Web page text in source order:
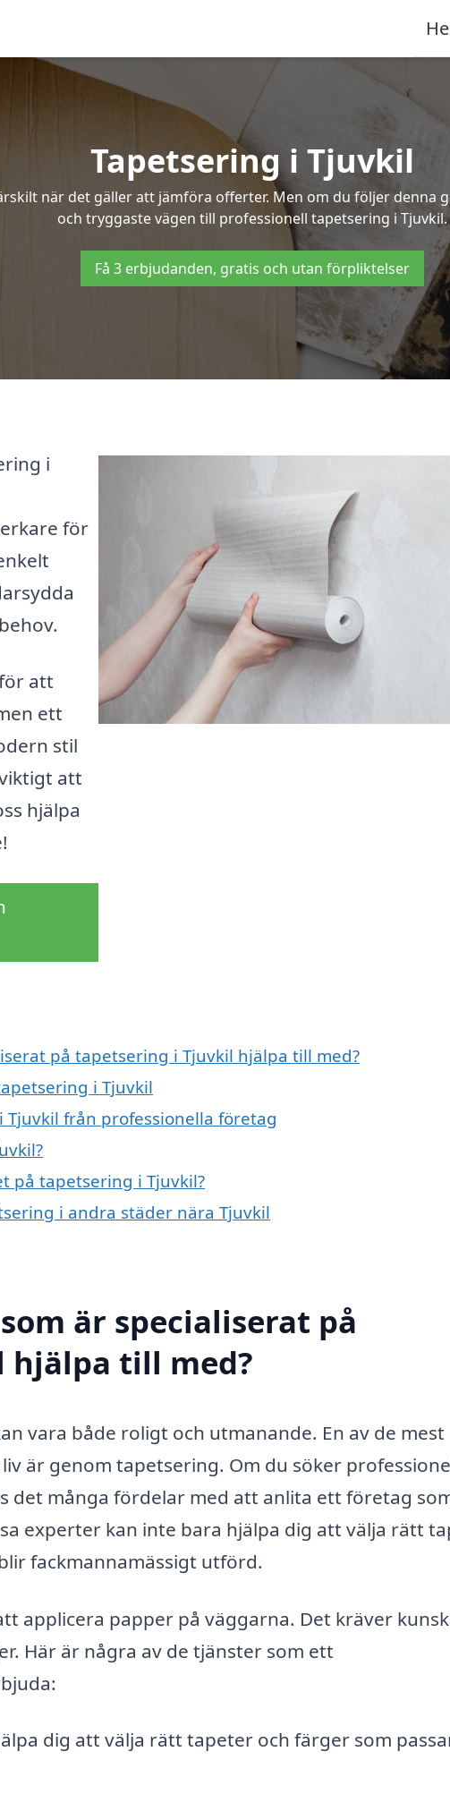
Tapetsering i Tjuvkil
när det gäller att jämföra offerter. Men om du följer
och tryggaste vägen till professionell tapetsering i Tjuvkil.
Få 3 erbjudanden, gratis och utan förpliktelser
i
för
att
ett
stil
att
hjälpa
på tapetsering i Tjuvkil hjälpa till med?
i Tjuvkil
från professionella företag
på tapetsering i Tjuvkil?
i andra städer nära Tjuvkil
är specialiserat på
till med?
vara både roligt och utmanande. En av de mest
är genom tapetsering. Om du söker
det många fördelar med att anlita ett företag
experter kan inte bara hjälpa dig att välja rätt
fackmannamässigt utförd.
applicera papper på väggarna. Det kräver
Här är några av de tjänster som ett
dig att välja rätt tapeter och färger som